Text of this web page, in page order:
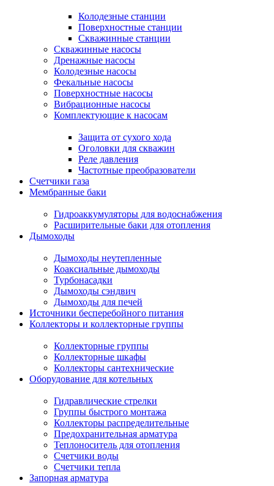
Колодезные станции
Поверхностные станции
Скважинные станции
Скважинные насосы
Дренажные насосы
Колодезные насосы
Фекальные насосы
Поверхностные насосы
Вибрационные насосы
Комплектующие к насосам
Защита от сухого хода
Оголовки для скважин
Реле давления
Частотные преобразователи
Счетчики газа
Мембранные баки
Гидроаккумуляторы для водоснабжения
Расширительные баки для отопления
Дымоходы
Дымоходы неутепленные
Коаксиальные дымоходы
Турбонасадки
Дымоходы сэндвич
Дымоходы для печей
Источники бесперебойного питания
Коллекторы и коллекторные группы
Коллекторные группы
Коллекторные шкафы
Коллекторы сантехнические
Оборудование для котельных
Гидравлические стрелки
Группы быстрого монтажа
Коллекторы распределительные
Предохранительная арматура
Теплоноситель для отопления
Счетчики воды
Счетчики тепла
Запорная арматура